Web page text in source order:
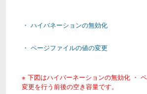
・ ハイバネーションの無効化
・ ページファイルの値の変更
※ 下図はハイバーネーションの無効化 ・
変更を行う前後の空き容量です。